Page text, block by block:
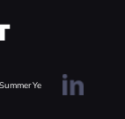
Summer Ye